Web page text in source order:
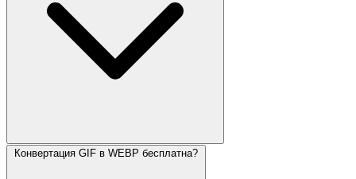
Конвертация GIF в WEBP бесплатна?